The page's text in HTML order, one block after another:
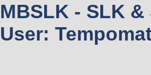
MBSLK - SLK
User: